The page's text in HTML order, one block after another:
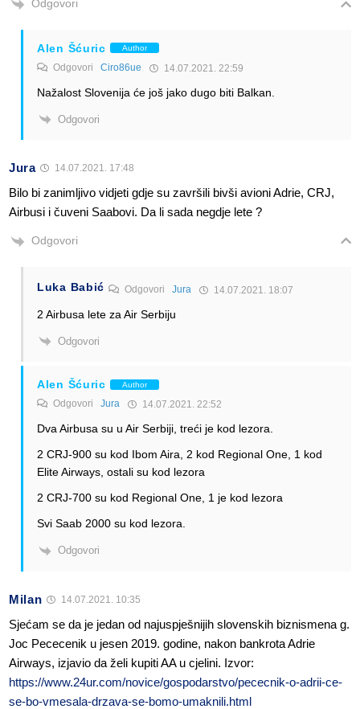
Odgovori
Alen Šćuric Author
Odgovori Ciro86ue 14.07.2021. 22:59
Nažalost Slovenija će još jako dugo biti Balkan.
Odgovori
Jura 14.07.2021. 17:48
Bilo bi zanimljivo vidjeti gdje su završili bivši avioni Adrie, CRJ,
Airbusi i čuveni Saabovi. Da li sada negdje lete ?
Odgovori
Luka Babić Odgovori Jura 14.07.2021. 18:07
2 Airbusa lete za Air Serbiju
Odgovori
Alen Šćuric Author
Odgovori Jura 14.07.2021. 22:52
Dva Airbusa su u Air Serbiji, treći je kod lezora.
2 CRJ-900 su kod Ibom Aira, 2 kod Regional One, 1 kod
Elite Airways, ostali su kod lezora
2 CRJ-700 su kod Regional One, 1 je kod lezora
Svi Saab 2000 su kod lezora.
Odgovori
Milan 14.07.2021. 10:35
Sjećam se da je jedan od najuspješnijih slovenskih biznismena g.
Joc Pececenik u jesen 2019. godine, nakon bankrota Adrie
Airways, izjavio da želi kupiti AA u cjelini. Izvor:
https://www.24ur.com/novice/gospodarstvo/pececnik-o-adrii-ce-
se-bo-vmesala-drzava-se-bomo-umaknili.html